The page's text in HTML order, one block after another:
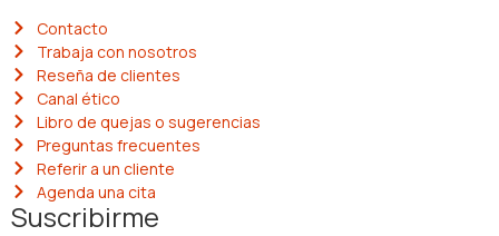
Contacto
Trabaja con nosotros
Reseña de clientes
Canal ético
Libro de quejas o sugerencias
Preguntas frecuentes
Referir a un cliente
Agenda una cita
Suscribirme